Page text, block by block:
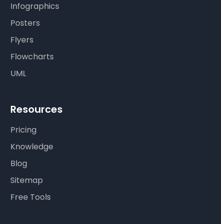
Infographics
Posters
Flyers
Flowcharts
UML
Resources
Pricing
Knowledge
Blog
Sitemap
Free Tools